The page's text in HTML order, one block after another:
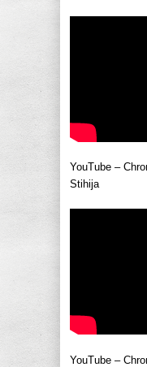
YouTube –
Stihija
YouTube –